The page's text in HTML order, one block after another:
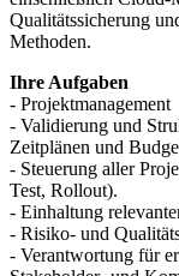
Qualitätssicherung
Methoden.
Ihre Aufgaben
- Projektmanagement
- Validierung und
Zeitplänen und
- Steuerung aller
Test, Rollout).
- Einhaltung
- Risiko- und
- Verantwortung für